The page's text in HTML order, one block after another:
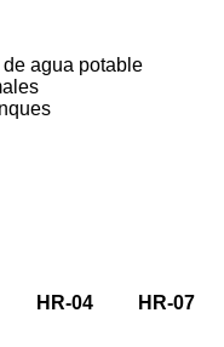
agua potable
HR-04 HR-07